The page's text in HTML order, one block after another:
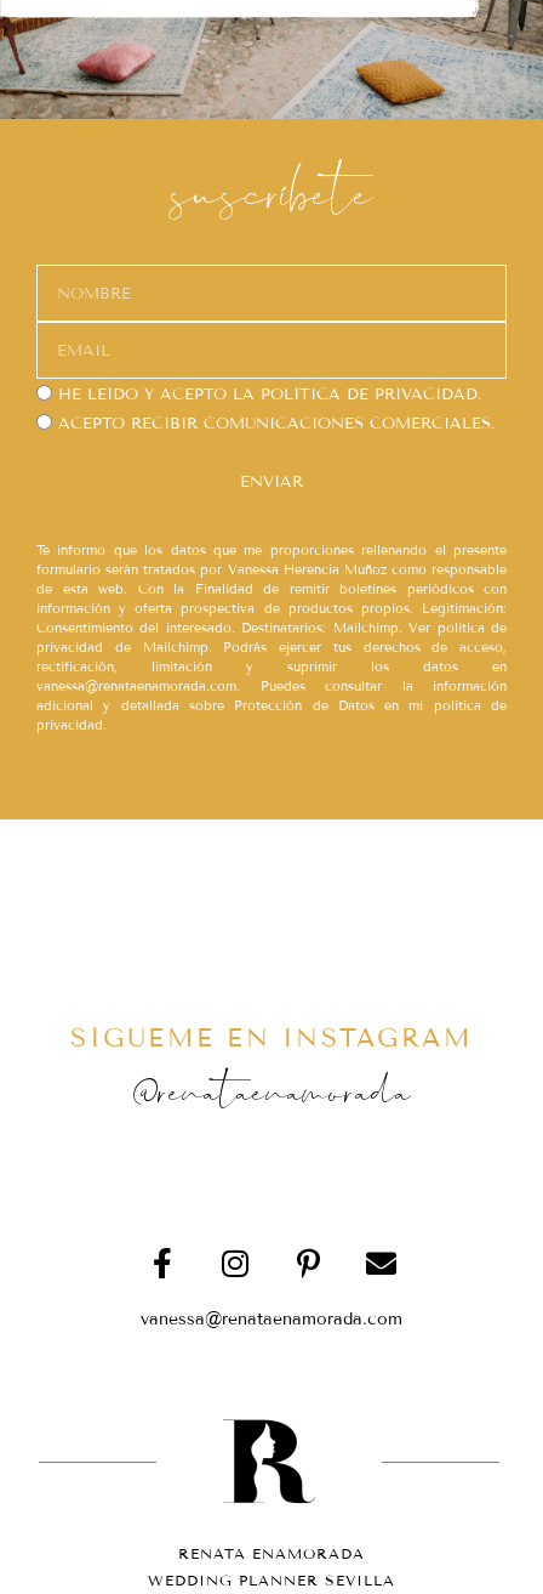
suscríbete
HE LEÍDO Y ACEPTO LA POLÍTICA DE PRIVACIDAD.
ACEPTO RECIBIR COMUNICACIONES COMERCIALES.
ENVIAR
Te informo que los datos que me proporciones rellenando el presente
formulario serán tratados por Vanessa Herencia Muñoz como responsable
de esta web. Con la Finalidad de remitir boletines periódicos con
información y oferta prospectiva de productos propios. Legitimación:
Consentimiento del interesado. Destinatarios: Mailchimp. Ver política de
privacidad de Mailchimp. Podrás ejercer tus derechos de acceso,
rectificación, limitación y suprimir los datos en
vanessa@renataenamorada.com. Puedes consultar la información
adicional y detallada sobre Protección de Datos en mi política de
privacidad.
SÍGUEME EN INSTAGRAM
@renataenamorada
vanessa@renataenamorada.com
RENATA ENAMORADA
WEDDING PLANNER SEVILLA